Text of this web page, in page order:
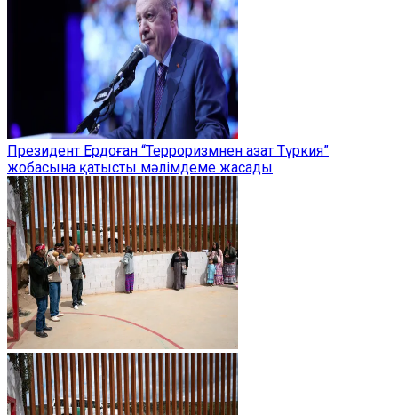
Президент Ердоған “Терроризмнен азат Түркия”
жобасына қатысты мәлімдеме жасады